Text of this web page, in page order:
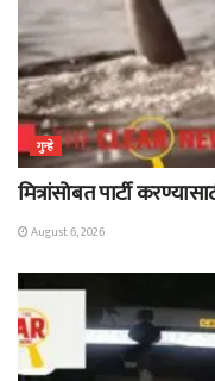
गुन्हे
मित्रांसोबत पार्टी
August 6, 2026